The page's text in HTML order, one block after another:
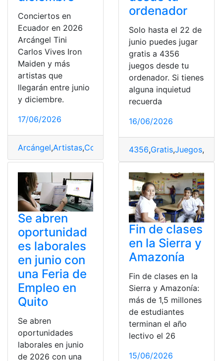
Conciertos en
Ecuador en 2026
Arcángel Tini
Carlos Vives Iron
Maiden y más
artistas que
llegarán entre junio
y diciembre.
17/06/2026
Arcángel,Artistas,Conciertos Diciembre,Ecuador,Junio
ordenador
Solo hasta el 22 de
junio puedes jugar
gratis a 4356
juegos desde tu
ordenador. Si tienes
alguna inquietud
recuerda
16/06/2026
4356,Gratis,Juegos,
Se abren
oportunidad
es laborales
en junio con
una Feria de
Empleo en
Quito
Se abren
oportunidades
laborales en junio
de 2026 con una
Fin de clases
en la Sierra y
Amazonía
Fin de clases en la
Sierra y Amazonía:
más de 1,5 millones
de estudiantes
terminan el año
lectivo el 26
15/06/2026